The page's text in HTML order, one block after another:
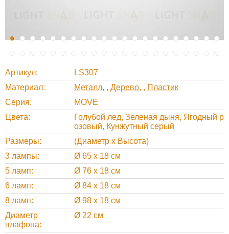
Артикул
LS307
Материал
Металл , Дерево , Пластик
Серия
MOVE
Цвета
Голубой лед, Зеленая дыня, Ягодный р
озовый, Кунжутный серый
Размеры
(Диаметр х Высота)
3 лампы
Ø 65 х 18 см
5 ламп
Ø 76 х 18 см
6 ламп
Ø 84 х 18 см
8 ламп
Ø 98 х 18 см
Диаметр
плафона
Ø 22 см